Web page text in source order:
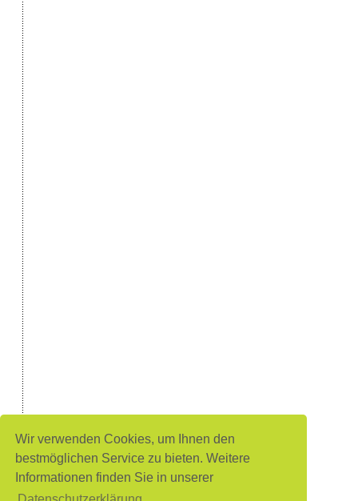
Wir verwenden Cookies, um Ihnen den
bestmöglichen Service zu bieten. Weitere
Informationen finden Sie in unserer